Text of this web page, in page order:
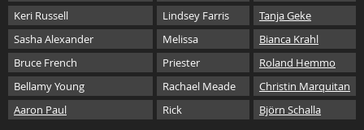
Keri Russell Lindsey Farris
Tanja Geke
Sasha Alexander
Melissa
Bianca Krahl
Bruce French
Priester
Roland Hemmo
Bellamy Young
Rachael Meade
Christin Marquitan
Aaron Paul
Rick Björn Schalla